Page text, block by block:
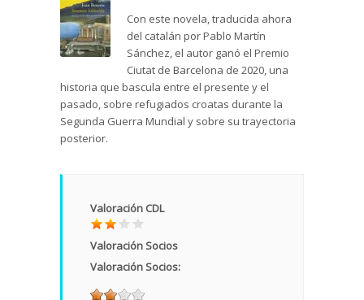
Con este novela, traducida ahora
del catalán por Pablo Martín
Sánchez, el autor ganó el Premio
Ciutat de Barcelona de 2020, una
historia que bascula entre el presente y el
pasado, sobre refugiados croatas durante la
Segunda Guerra Mundial y sobre su trayectoria
posterior.
Valoración CDL
Valoración Socios
Valoración Socios: